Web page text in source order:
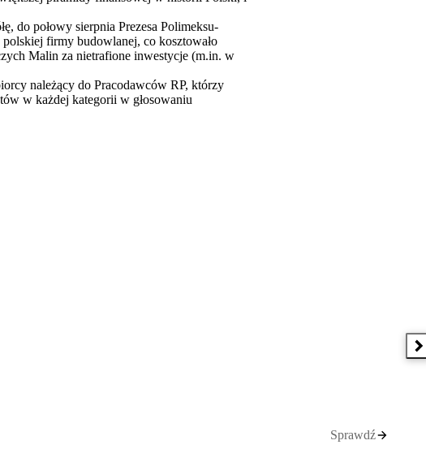
do połowy sierpnia Prezesa Polimeksu-
firmy budowlanej, co kosztowało
Malin za nietrafione inwestycje (m.in. w
należący do Pracodawców RP, którzy
w każdej kategorii w głosowaniu
Sprawdź